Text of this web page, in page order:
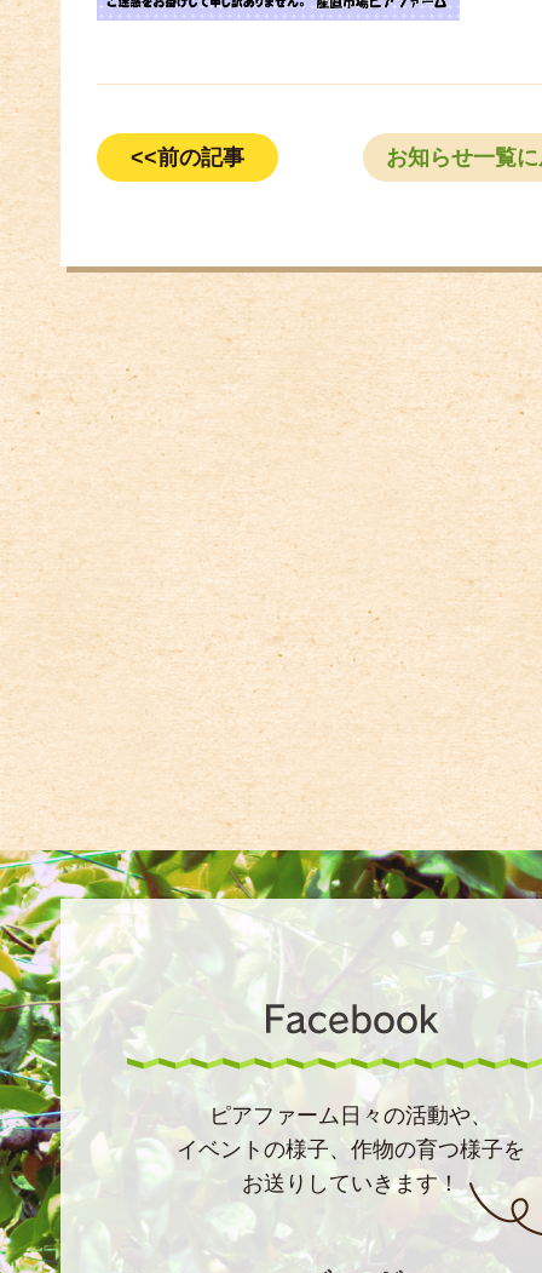
<<前の記事 お知らせ一覧
ピアファーム日々の活動や、
イベントの様子、作物の育つ様子を
お送りしていきます！